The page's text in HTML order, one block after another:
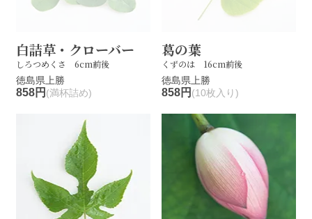
白詰草・クローバー
しろつめくさ 6cm前後
徳島県上勝
858円 (満杯詰め)
葛の葉
くずのは 16cm前後
徳島県上勝
858円 (10枚入り)